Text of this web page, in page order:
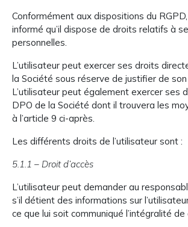
Conformément aux dispositions du
informé qu’il dispose de droits relatifs à
personnelles.
L’utilisateur peut exercer ses droits
la Société sous réserve de justifier de
L’utilisateur peut également exercer ses
DPO de la Société dont il trouvera les
à l’article 9 ci-après.
Les différents droits de l’utilisateur sont :
5.1.1 – Droit d’accès
L’utilisateur peut demander au
s’il détient des informations sur
ce que lui soit communiqué l’intégralité de